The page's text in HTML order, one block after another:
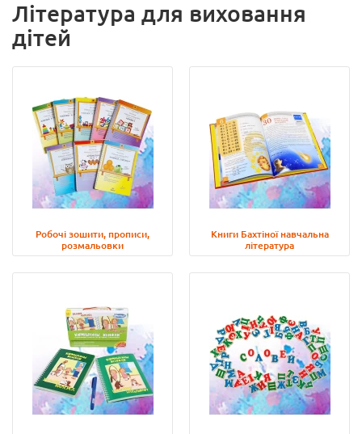
Література для виховання
дітей
Робочі зошити, прописи,
розмальовки
Книги Бахтіної навчальна
література